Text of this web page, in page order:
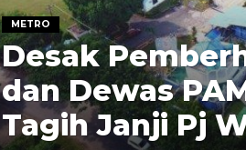
METRO
Desak
dan Dewas
Tagih Janji Pj